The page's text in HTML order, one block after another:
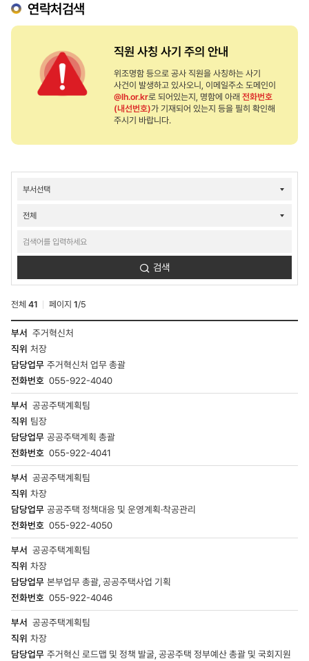
연락처검색
직원 사칭 사기 주의 안내
위조명함 등으로 공사 직원을 사칭하는 사기
사건이 발생하고 있사오니, 이메일주소 도메인이
@lh.or.kr로 되어있는지, 명함에 아래 전화번호
(내선번호)가 기재되어 있는지 등을 필히 확인해
주시기 바랍니다.
결과
검색
전체 41 페이지 1/5
연락처검색
결과
-
부서,
이름,
담당업무,
전화번호
주거혁신처
처장
주거혁신처 업무 총괄
055-922-4040
공공주택계획팀
팀장
공공주택계획 총괄
055-922-4041
공공주택계획팀
차장
공공주택 정책대응 및 운영계획·착공관리
055-922-4050
공공주택계획팀
차장
본부업무 총괄, 공공주택사업 기획
055-922-4046
공공주택계획팀
차장
주거혁신 로드맵 및 정책 발굴, 공공주택 정부예산 총괄 및 국회지원